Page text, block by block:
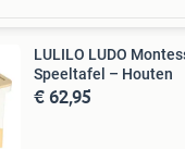
LULILO LUDO
Speeltafel – Houten
€ 62,95